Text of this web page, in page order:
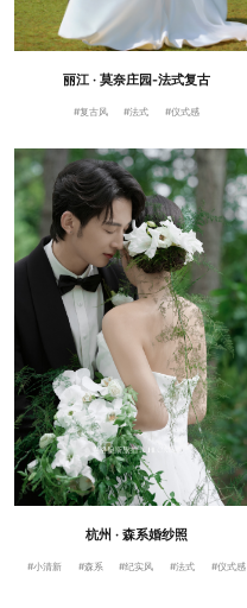
丽江 · 莫奈庄园-法式复古
#复古风 #法式 #仪式感
杭州 · 森系婚纱照
#小清新 #森系 #纪实风 #法式 #仪式感